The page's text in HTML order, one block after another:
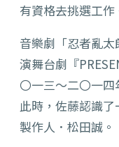
有資格去挑選工作
音樂劇「忍者亂
演舞台劇『
〇一三〜二〇一
此時，佐藤認識
製作人．松田誠。